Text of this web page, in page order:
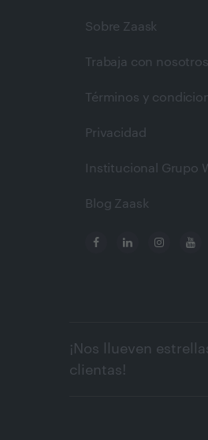
Sobre Zaask
Trabaja con nosotros
Términos y
Privacidad
Institucional Grupo
Blog Zaask
¡Nos llueven
clientas!